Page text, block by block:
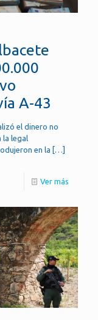
A-43
el dinero no
la legal
en la […]
Ver más